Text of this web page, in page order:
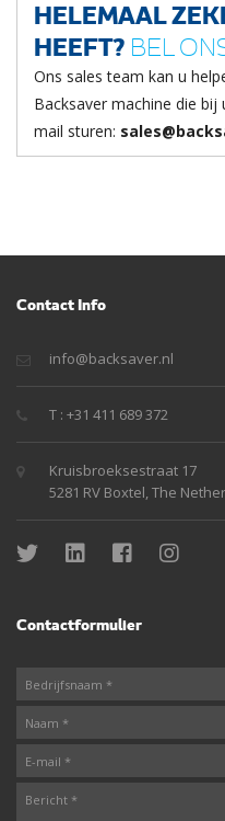
HELEMAAL
HEEFT? BEL
Ons sales team kan u
Backsaver machine die
mail sturen:
Contact Info
info@backsaver.nl
T : +31 411 689 372
Kruisbroeksestraat 17
5281 RV Boxtel, The
Contactformulier